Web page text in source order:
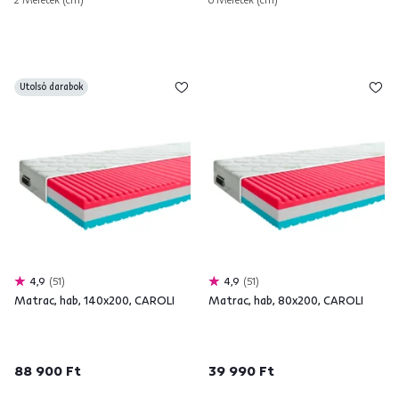
Utolsó darabok
4,9 51
Matrac, hab, 140x200, CAROLI
88 900 Ft
4,9 51
Matrac, hab, 80x200, CAROLI
39 990 Ft